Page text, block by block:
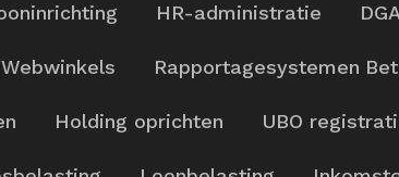
HR-administratie
Webwinkels Rapportagesystemen
Holding oprichten
UBO